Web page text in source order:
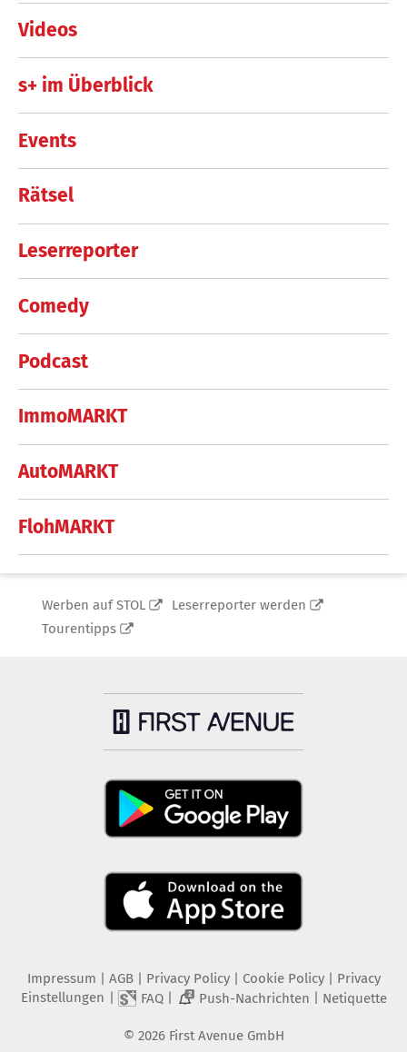
Videos
s+ im Überblick
Events
Rätsel
Leserreporter
Comedy
Podcast
ImmoMARKT
AutoMARKT
FlohMARKT
Werben auf STOL
Leserreporter werden
Tourentipps
Impressum | AGB | Privacy Policy| Cookie Policy| Privacy
Einstellungen | FAQ| 2 Push-Nachrichten | Netiquette
© 2026 First Avenue GmbH